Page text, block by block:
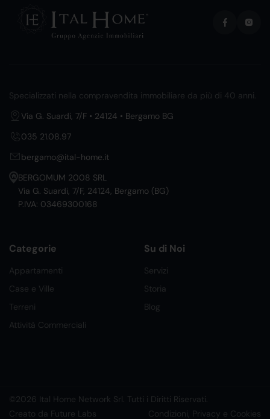
Specializzati nella compravendita immobiliare da più di 40 anni.
Via G. Suardi, 7/F • 24124 • Bergamo BG
035 21.08.97
bergamo@ital-home.it
BERGOMUM 2008 SRL
Via G. Suardi, 7/F, 24124, Bergamo (BG)
P.IVA: 03469300168
Categorie
Appartamenti
Case e Ville
Terreni
Attività Commerciali
Su di Noi
Servizi
Storia
Blog
©2026 Ital Home Network Srl. Tutti i Diritti Riservati.
Creato da Future Labs
Condizioni, Privacy e Cookies